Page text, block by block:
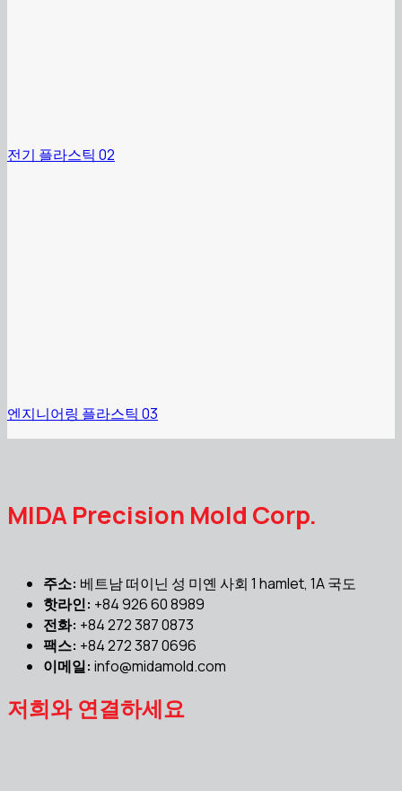
전기 플라스틱 02
엔지니어링 플라스틱 03
MIDA Precision Mold Corp.
주소: 베트남 떠이닌 성 미옌 사회 1 hamlet, 1A 국도
핫라인: +84 926 60 8989
전화: +84 272 387 0873
팩스: +84 272 387 0696
이메일: info@midamold.com
저희와 연결하세요